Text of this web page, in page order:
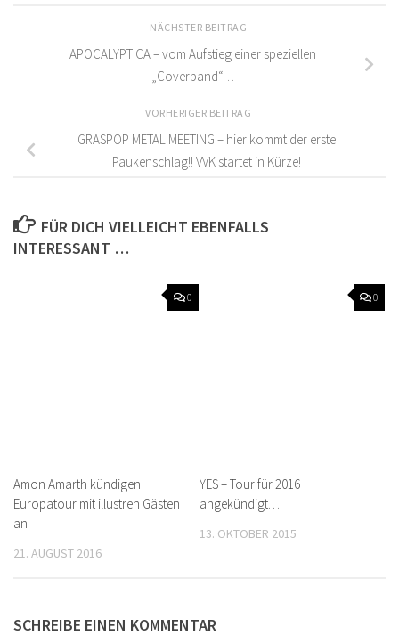
NÄCHSTER BEITRAG
APOCALYPTICA – vom Aufstieg einer speziellen
„Coverband“…
VORHERIGER BEITRAG
GRASPOP METAL MEETING – hier kommt der erste
Paukenschlag!! VVK startet in Kürze!
FÜR DICH VIELLEICHT EBENFALLS
INTERESSANT …
0
Amon Amarth kündigen
Europatour mit illustren Gästen
an
21. AUGUST 2016
0
YES – Tour für 2016
angekündigt…
13. OKTOBER 2015
SCHREIBE EINEN KOMMENTAR